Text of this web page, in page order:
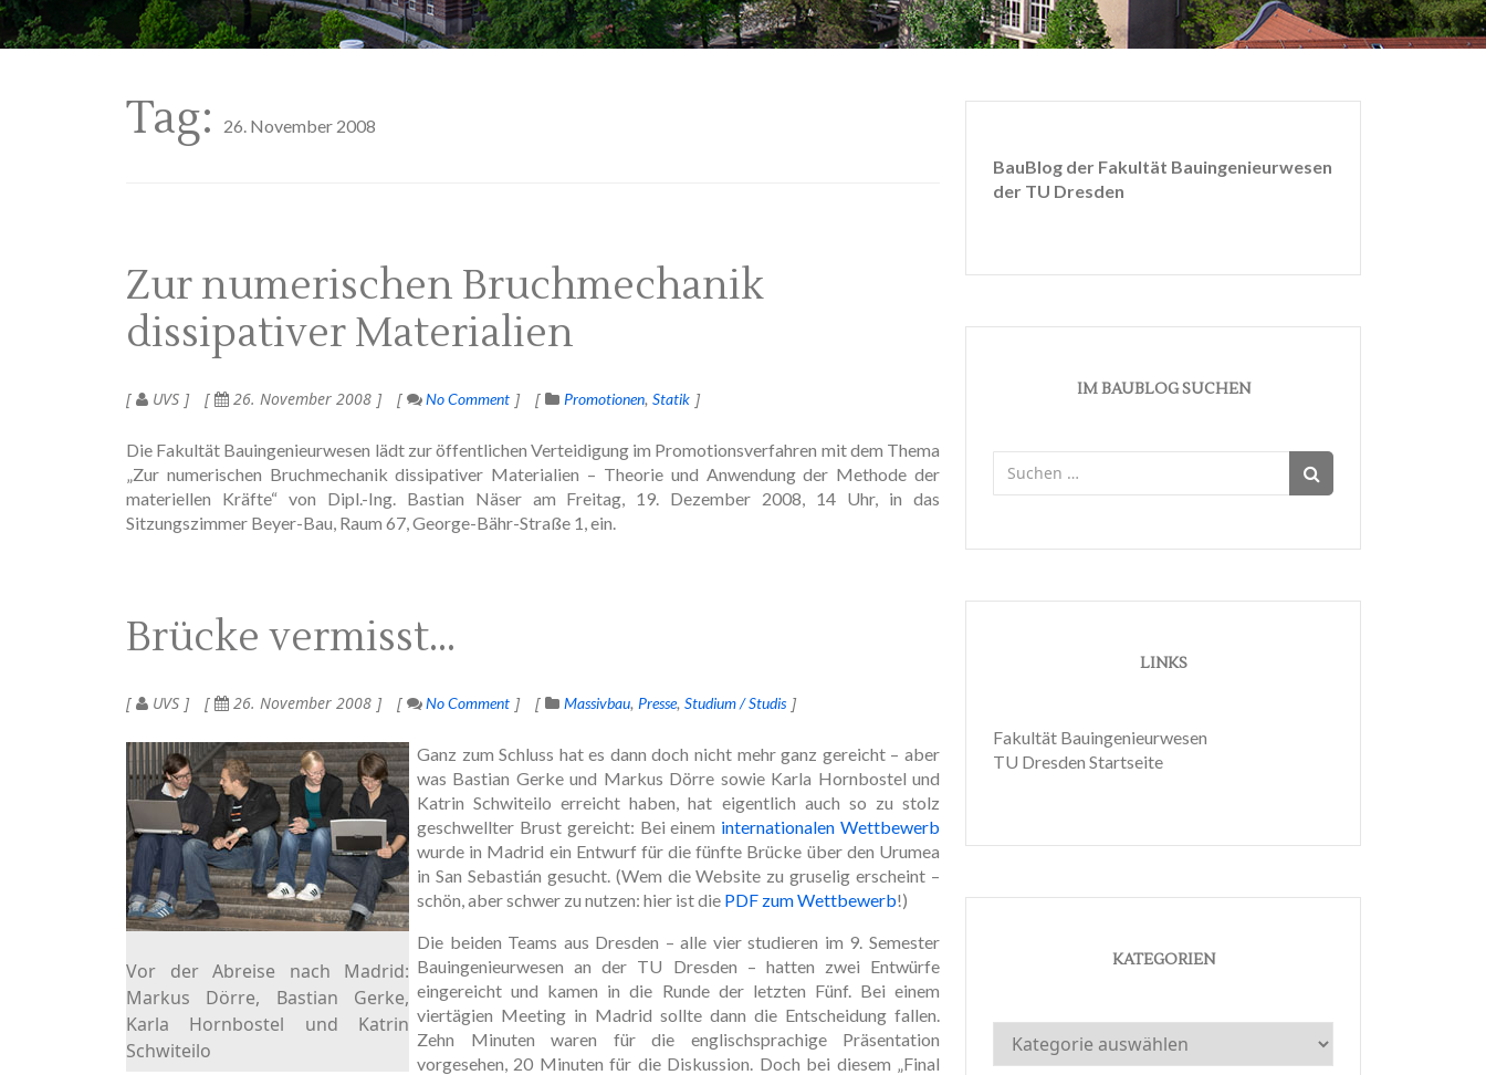
Tag: 26. November 2008
Zur numerischen Bruchmechanik
dissipativer Materialien
UVS 26. November 2008 No Comment Promotionen Statik
Die Fakultät Bauingenieurwesen lädt zur öffentlichen Verteidigung im Promotionsverfahren mit dem Thema
„Zur numerischen Bruchmechanik dissipativer Materialien – Theorie und Anwendung der Methode der
materiellen Kräfte“ von Dipl.-Ing. Bastian Näser am Freitag, 19. Dezember 2008, 14 Uhr, in das
Sitzungszimmer Beyer-Bau, Raum 67, George-Bähr-Straße 1, ein.
Brücke vermisst…
UVS 26. November 2008 No Comment Massivbau Presse Studium / Studis
Vor der Abreise nach Madrid:
Markus Dörre, Bastian Gerke,
Karla Hornbostel und Katrin
Schwiteilo
Ganz zum Schluss hat es dann doch nicht mehr ganz gereicht – aber
was Bastian Gerke und Markus Dörre sowie Karla Hornbostel und
Katrin Schwiteilo erreicht haben, hat eigentlich auch so zu stolz
geschwellter Brust gereicht: Bei einem internationalen Wettbewerb
wurde in Madrid ein Entwurf für die fünfte Brücke über den Urumea
in San Sebastián gesucht. (Wem die Website zu gruselig erscheint –
schön, aber schwer zu nutzen: hier ist die PDF zum Wettbewerb!)
Die beiden Teams aus Dresden – alle vier studieren im 9. Semester
Bauingenieurwesen an der TU Dresden – hatten zwei Entwürfe
eingereicht und kamen in die Runde der letzten Fünf. Bei einem
viertägien Meeting in Madrid sollte dann die Entscheidung fallen.
Zehn Minuten waren für die englischsprachige Präsentation
vorgesehen, 20 Minuten für die Diskussion. Doch bei diesem „Final
BauBlog der Fakultät Bauingenieurwesen
der TU Dresden
IM BAUBLOG SUCHEN
nach:
LINKS
Fakultät Bauingenieurwesen
TU Dresden Startseite
KATEGORIEN
Kategorien